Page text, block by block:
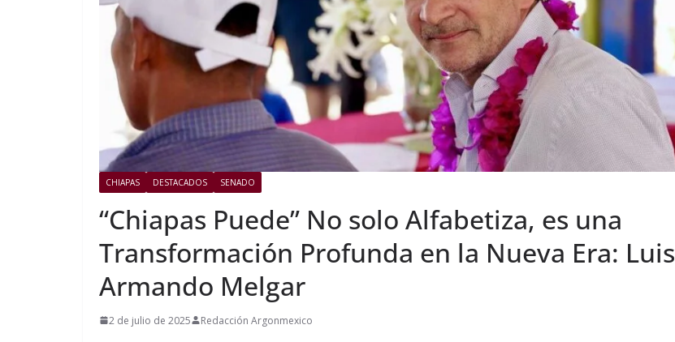
CHIAPAS DESTACADOS SENADO
“Chiapas Puede” No solo Alfabetiza, es una
Transformación Profunda en la Nueva Era: Luis
Armando Melgar
2 de julio de 2025 Redacción Argonmexico